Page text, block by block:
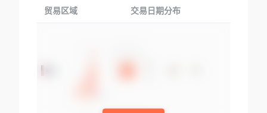
贸易区域 交易日期分布